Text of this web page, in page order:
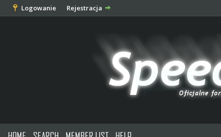
Logowanie Rejestracja